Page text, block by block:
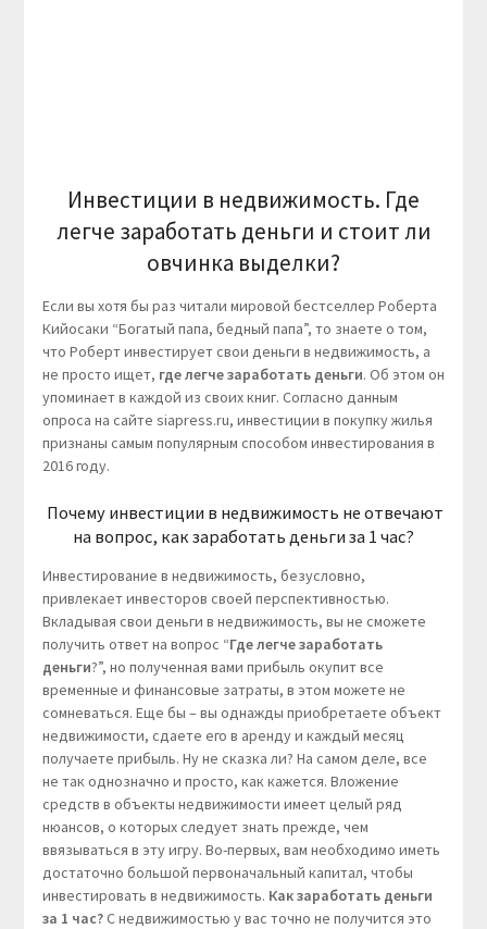
Инвестиции в недвижимость. Где
легче заработать деньги и стоит ли
овчинка выделки?
Если вы хотя бы раз читали мировой бестселлер Роберта
Кийосаки “Богатый папа, бедный папа”, то знаете о том,
что Роберт инвестирует свои деньги в недвижимость, а
не просто ищет, где легче заработать деньги. Об этом он
упоминает в каждой из своих книг. Согласно данным
опроса на сайте siapress.ru, инвестиции в покупку жилья
признаны самым популярным способом инвестирования в
2016 году.
Почему инвестиции в недвижимость не отвечают
на вопрос, как заработать деньги за 1 час?
Инвестирование в недвижимость, безусловно,
привлекает инвесторов своей перспективностью.
Вкладывая свои деньги в недвижимость, вы не сможете
получить ответ на вопрос “Где легче заработать
деньги?”, но полученная вами прибыль окупит все
временные и финансовые затраты, в этом можете не
сомневаться. Еще бы – вы однажды приобретаете объект
недвижимости, сдаете его в аренду и каждый месяц
получаете прибыль. Ну не сказка ли? На самом деле, все
не так однозначно и просто, как кажется. Вложение
средств в объекты недвижимости имеет целый ряд
нюансов, о которых следует знать прежде, чем
ввязываться в эту игру. Во-первых, вам необходимо иметь
достаточно большой первоначальный капитал, чтобы
инвестировать в недвижимость. Как заработать деньги
за 1 час?С недвижимостью у вас точно не получится это